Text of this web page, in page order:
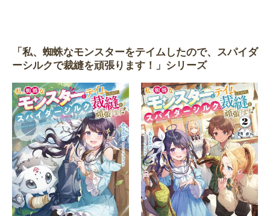
「私、蜘蛛なモンスターをテイムしたので、スパイダ
ーシルクで裁縫を頑張ります！」シリーズ